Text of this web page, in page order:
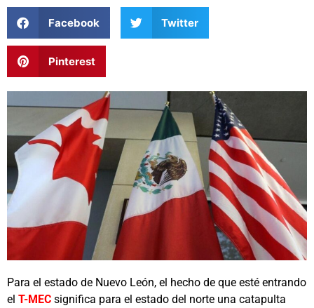
Facebook Twitter
Pinterest
Para el estado de Nuevo León, el hecho de que esté entrando
el T-MEC significa para el estado del norte una catapulta